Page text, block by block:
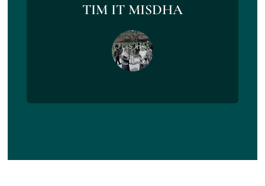
TIM IT MISDHA